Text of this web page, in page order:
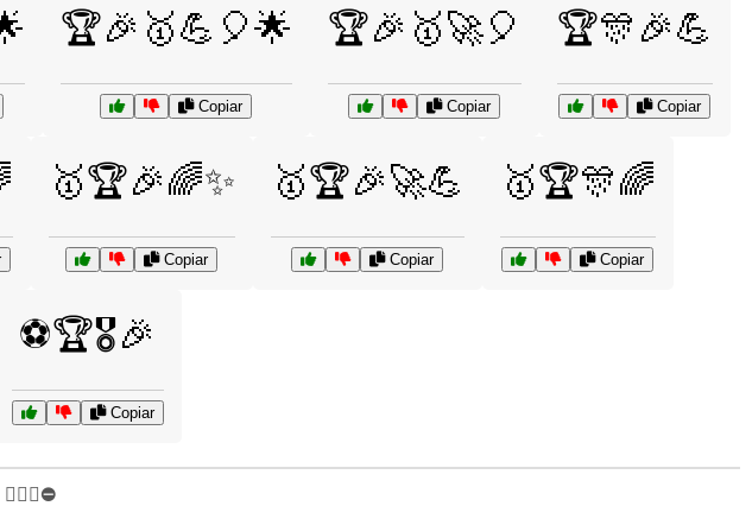
🏆🎉🥇💪🎈🌟
Copiar
🏆🎉🥇🚀🎈
Copiar
🏆🎊🎉💪
Copiar
🥇🏆🎉🌈✨
Copiar
🥇🏆🎉🚀💪
Copiar
🥇🏆🎊🌈
Copiar
⚽🏆🎖️🎉
Copiar